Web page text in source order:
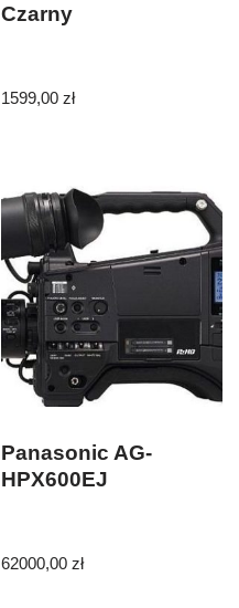
Czarny
1599,00zł
Panasonic AG-
HPX600EJ
62000,00zł